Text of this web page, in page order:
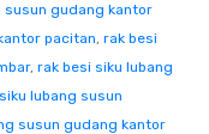
susun gudang kantor
pacitan, rak besi
, rak besi siku lubang
lubang susun
susun gudang kantor